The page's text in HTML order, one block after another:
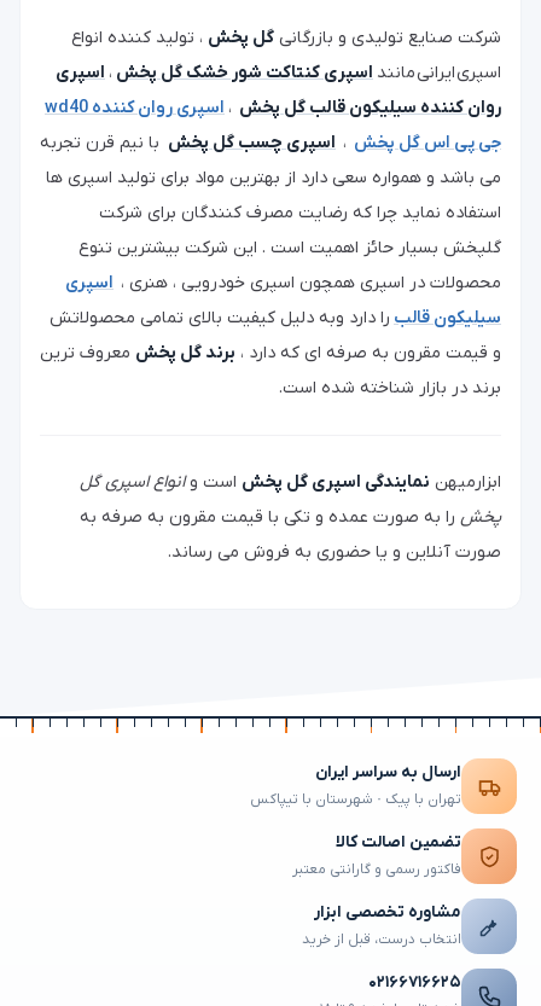
شرکت صنایع تولیدی و بازرگانی گل پخش ، تولید کننده انواع
اسپری ایرانی مانند اسپری کنتاکت شور خشک گل پخش ، اسپری
روان کننده سیلیکون قالب گل پخش ،
اسپری روان کننده wd40
جی پی اس گل پخش ، اسپری چسب گل پخش با نیم قرن تجربه
می باشد و همواره سعی دارد از بهترین مواد برای تولید اسپری ها
استفاده نماید چرا که رضایت مصرف کنندگان برای شرکت
گلپخش بسیار حائز اهمیت است . این شرکت بیشترین تنوع
محصولات در اسپری همچون اسپری خودرویی ، هنری ، اسپری
سیلیکون قالب را دارد وبه دلیل کیفیت بالای تمامی محصولاتش
و قیمت مقرون به صرفه ای که دارد ، برند گل پخش معروف ترین
برند در بازار شناخته شده است.
ابزارمیهن نمایندگی اسپری گل پخش است وانواع اسپری گل
پخش را به صورت عمده و تکی با قیمت مقرون به صرفه به
صورت آنلاین و یا حضوری به فروش می رساند.
ارسال به سراسر ایران
تهران با پیک · شهرستان با تیپاکس
تضمین اصالت کالا
فاکتور رسمی و گارانتی معتبر
مشاوره تخصصی ابزار
انتخاب درست، قبل از خرید
۰۲۱۶۶۷۱۶۶۲۵